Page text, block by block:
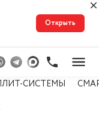
Открыть
СИСТЕМЫ